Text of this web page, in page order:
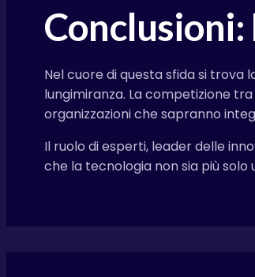
Nel cuore di questa sfida si trova
lungimiranza. La competizione
organizzazioni che sapranno
Il ruolo di esperti, leader delle
che la tecnologia non sia più